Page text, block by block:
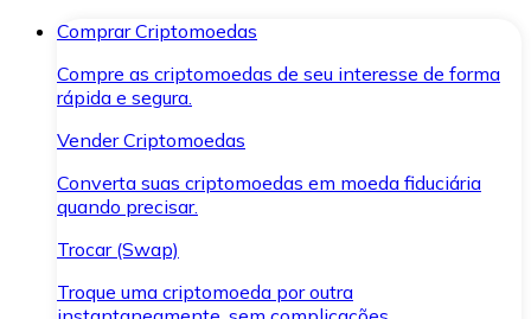
Comprar Criptomoedas
Compre as criptomoedas de seu interesse de forma
rápida e segura.
Vender Criptomoedas
Converta suas criptomoedas em moeda fiduciária
quando precisar.
Trocar (Swap)
Troque uma criptomoeda por outra